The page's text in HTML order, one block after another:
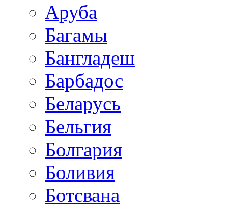
Аруба
Багамы
Бангладеш
Барбадос
Беларусь
Бельгия
Болгария
Боливия
Ботсвана